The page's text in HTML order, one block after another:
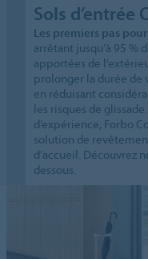
Sols d’entrée
Les premiers pas
arrêtant jusqu’à 95 %
apportées de
prolonger la durée de
en réduisant
les risques de
d’expérience, Forbo
solution de
d’accueil. Découvrez
dessous.